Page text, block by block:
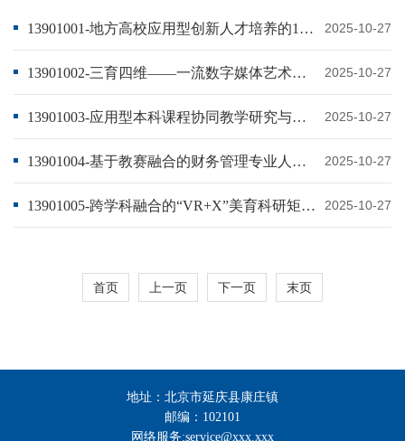
2025-10-27
13901001-地方高校应用型创新人才培养的132模式构建与实践
2025-10-27
13901002-三育四维——一流数字媒体艺术专业人才培养模式探索与实践
2025-10-27
13901003-应用型本科课程协同教学研究与实践-以物流工程专业为例
2025-10-27
13901004-基于教赛融合的财务管理专业人才培养模式的探索与实践
2025-10-27
13901005-跨学科融合的“VR+X”美育科研矩阵式资源建设
首页 上一页 下一页 末页
地址：北京市延庆县康庄镇
邮编：102101
网络服务:service@xxx.xxx